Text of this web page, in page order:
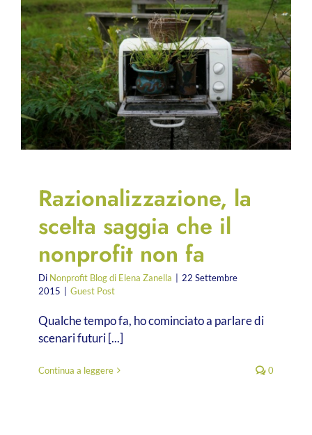
Razionalizzazione, la
scelta saggia che il
nonprofit non fa
Di Nonprofit Blog di Elena Zanella | 22 Settembre
2015 | Guest Post
Qualche tempo fa, ho cominciato a parlare di
scenari futuri [...]
Continua a leggere 0